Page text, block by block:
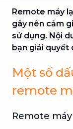
Remote máy
gây nên cảm
sử dụng. Nội
bạn giải quyết
Một số
remote
Remote